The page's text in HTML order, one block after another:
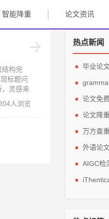
智能降重 论文资讯
构完
标题问
，灵感来
人浏览
热点新闻
毕业论
论文免
论文降